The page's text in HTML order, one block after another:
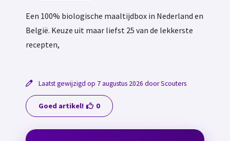
Een 100% biologische maaltijdbox in Nederland en
België. Keuze uit maar liefst 25 van de lekkerste
recepten,
Laatst gewijzigd op 7 augustus 2026 door Scouters
Goed artikel! 0